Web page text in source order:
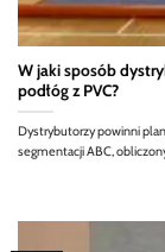
W jaki sposób
podłóg z PVC?
Dystrybutorzy powinni
segmentacji ABC,